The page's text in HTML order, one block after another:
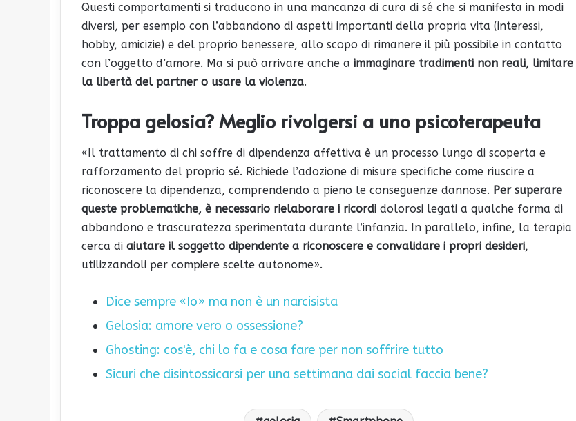
Questi comportamenti si traducono in una mancanza di cura di sé che si manifesta in modi
diversi, per esempio con l’abbandono di aspetti importanti della propria vita (interessi,
hobby, amicizie) e del proprio benessere, allo scopo di rimanere il più possibile in contatto
con l’oggetto d’amore. Ma si può arrivare anche a immaginare tradimenti non reali, limitare
la libertà del partner o usare la violenza.
Troppa gelosia? Meglio rivolgersi a uno psicoterapeuta
«Il trattamento di chi soffre di dipendenza affettiva è un processo lungo di scoperta e
rafforzamento del proprio sé. Richiede l’adozione di misure specifiche come riuscire a
riconoscere la dipendenza, comprendendo a pieno le conseguenze dannose. Per superare
queste problematiche, è necessario rielaborare i ricordi dolorosi legati a qualche forma di
abbandono e trascuratezza sperimentata durante l’infanzia. In parallelo, infine, la terapia
cerca di aiutare il soggetto dipendente a riconoscere e convalidare i propri desideri,
utilizzandoli per compiere scelte autonome».
Dice sempre «Io» ma non è un narcisista
Gelosia: amore vero o ossessione?
Ghosting: cos'è, chi lo fa e cosa fare per non soffrire tutto
Sicuri che disintossicarsi per una settimana dai social faccia bene?